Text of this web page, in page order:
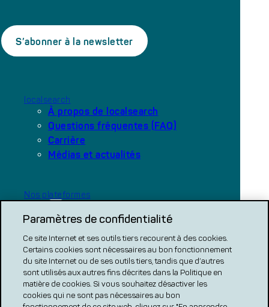
localsearch
À propos de localsearch
Questions fréquentes (FAQ)
Carrière
Médias et actualités
Nos plateformes
search.ch
COMPARATIF CH
renovero
Localcities
Paramètres de confidentialité
Ce site Internet et ses outils tiers recourent à des cookies.
Certains cookies sont nécessaires au bon fonctionnement
du site Internet ou de ses outils tiers, tandis que d’autres
sont utilisés aux autres fins décrites dans la Politique en
matière de cookies. Si vous souhaitez désactiver les
cookies qui ne sont pas nécessaires au bon